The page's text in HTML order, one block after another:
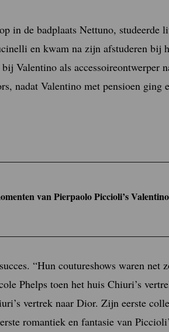
in de badplaats Nettuno, studeerde
en kwam na zijn afstuderen bij
Valentino als accessoireontwerper
nadat Valentino met pensioen ging
van Pierpaolo Piccioli’s Valentino
“Hun coutureshows waren net
Phelps toen het huis Chiuri’s
vertrek naar Dior. Zijn eerste
romantiek en fantasie van